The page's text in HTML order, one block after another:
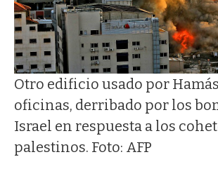
Otro edificio usado por
oficinas, derribado por los
Israel en respuesta a los
palestinos. Foto: AFP